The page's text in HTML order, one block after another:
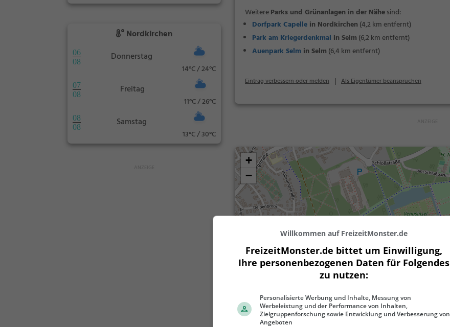
Nordkirchen
06
08
Donnerstag
14°C / 24°C
07
08
Freitag
11°C / 26°C
08
08
Samstag
13°C / 30°C
WeitereParks und Grünanlagen in der Nähesind:
Dorfpark Capelle in Nordkirchen (4,2 km entfernt)
Park am Kriegerdenkmal in Selm (6,2 km entfernt)
Auenpark Selm in Selm (6,4 km entfernt)
Eintrag verbessern oder melden | Als Eigentümer beanspruchen
+
−
Willkommen auf FreizeitMonster.de
FreizeitMonster.de bittet um Einwilligung,
Ihre personenbezogenen Daten für Folgendes
zu nutzen:
Personalisierte Werbung und Inhalte, Messung von
Werbeleistung und der Performance von Inhalten,
Zielgruppenforschung sowie Entwicklung und Verbesserung von
Angeboten